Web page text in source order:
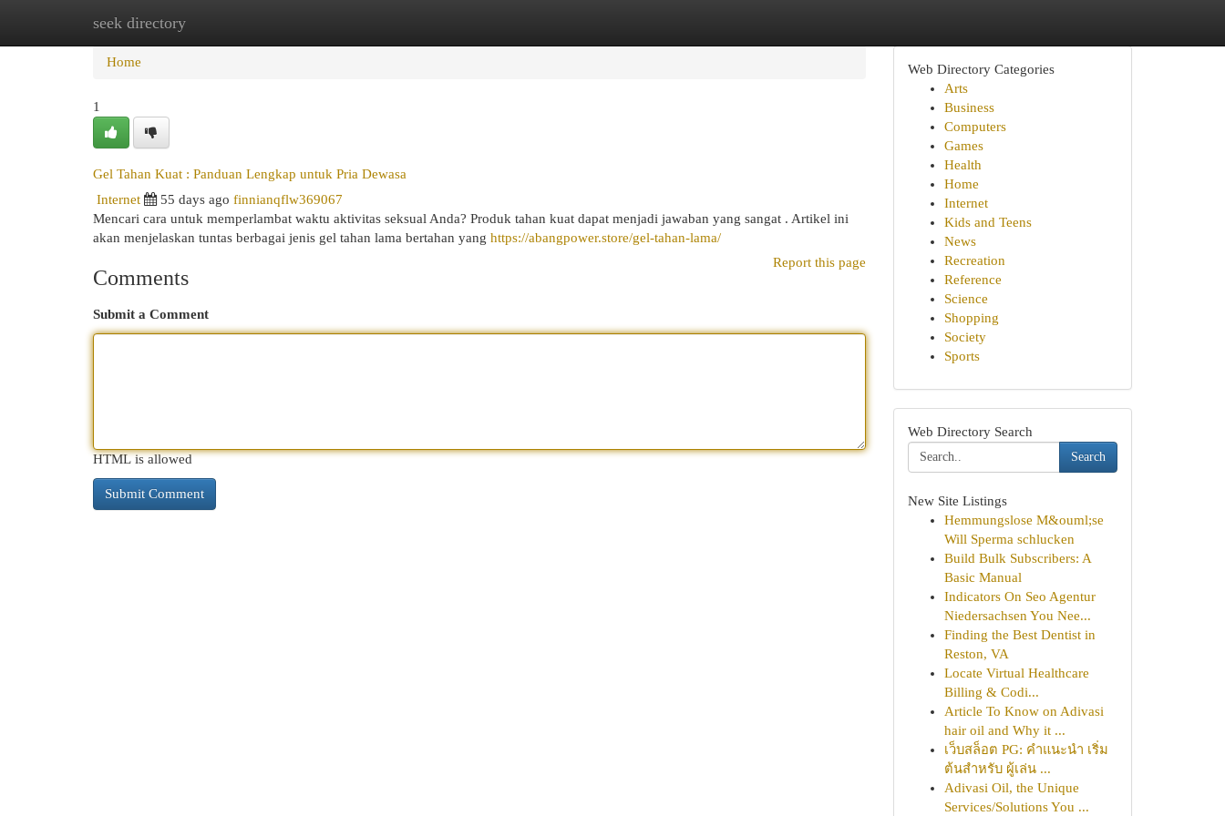
seek directory
Home New Site Listings
Home
1
Gel Tahan Kuat : Panduan Lengkap untuk Pria Dewasa
Internet
55 days ago finnianqflw369067
Mencari cara untuk memperlambat waktu aktivitas seksual Anda? Produk tahan kuat dapat menjadi jawaban yang sangat . Artikel ini
akan menjelaskan tuntas berbagai jenis gel tahan lama bertahan yang https://abangpower.store/gel-tahan-lama/
Report this page
Comments
Submit a Comment
HTML is allowed
Web Directory Categories
Arts
Business
Computers
Games
Health
Home
Internet
Kids and Teens
News
Recreation
Reference
Science
Shopping
Society
Sports
Web Directory Search
Search
New Site Listings
Hemmungslose M&ouml;se
Will Sperma schlucken
Build Bulk Subscribers: A
Basic Manual
Indicators On Seo Agentur
Niedersachsen You Nee...
Finding the Best Dentist in
Reston, VA
Locate Virtual Healthcare
Billing & Codi...
Article To Know on Adivasi
hair oil and Why it ...
เว็บสล็อต PG: คำแนะนำ เริ่ม
ต้นสำหรับ ผู้เล่น ...
Adivasi Oil, the Unique
Services/Solutions You ...